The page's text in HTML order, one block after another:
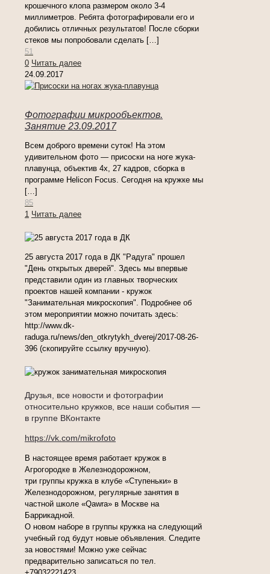
крошечного клопа размером около 3-4
миллиметров. Ребята фотографировали его и
добились отличных результатов! После сборки
стеков мы попробовали сделать […]
51
0 Читать далее
24.09.2017
Фотографии микрообъектов.
Занятие 23.09.2017
Всем доброго времени суток! На этом
удивительном фото — присоски на ноге жука-
плавунца, объектив 4х, 27 кадров, сборка в
программе Helicon Focus. Сегодня на кружке мы
[…]
85
1 Читать далее
25 августа 2017 года в ДК "Радуга" прошел
"День открытых дверей". Здесь мы впервые
представили один из главных творческих
проектов нашей компании - кружок
"Занимательная микроскопия". Подробнее об
этом мероприятии можно почитать здесь:
http://www.dk-
raduga.ru/news/den_otkrytykh_dverej/2017-08-26-
396 (скопируйте ссылку вручную).
Друзья, все новости и фотографии
относительно кружков, все наши события —
в группе ВКонтакте
https://vk.com/mikrofoto
В настоящее время работает кружок в
Агрогородке в Железнодорожном,
три группы кружка в клубе «Ступеньки» в
Железнодорожном, регулярные занятия в
частной школе «Qawra» в Москве на
Баррикадной.
О новом наборе в группы кружка на следующий
учебный год будут новые объявления. Следите
за новостями! Можно уже сейчас
предварительно записаться по тел.